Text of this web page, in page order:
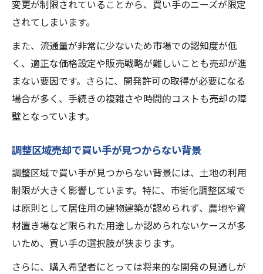
変更が制限されていることから、買い手のニーズが限定
されてしまいます。
また、流通量が非常に少ないため市場での認知度が低
く、適正な価格設定や販売戦略が難しいことも売却が進
まない要因です。さらに、開発許可の取得が必要になる
場合が多く、手続きの複雑さや時間的コストも売却の障
壁となっています。
調整区域売却で買い手が見つからない背景
調整区域で買い手が見つからない背景には、土地の利用
制限が大きく影響しています。特に、市街化調整区域で
は原則として居住用の建物建築が認められず、農地や資
材置き場など限られた用途しか認められないケースが多
いため、買い手の選択肢が狭まります。
さらに、購入希望者にとっては将来的な開発の見通しが